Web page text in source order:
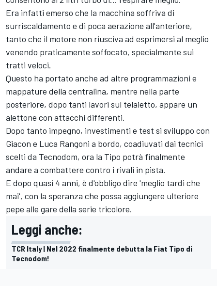
Era infatti emerso che la macchina soffriva di
surriscaldamento e di poca aerazione all'anteriore,
tanto che il motore non riusciva ad esprimersi al meglio
venendo praticamente soffocato, specialmente sui
tratti veloci.
Questo ha portato anche ad altre programmazioni e
mappature della centralina, mentre nella parte
posteriore, dopo tanti lavori sul telaietto, appare un
alettone con attacchi differenti.
Dopo tanto impegno, investimenti e test si sviluppo con
Giacon e Luca Rangoni a bordo, coadiuvati dai tecnici
scelti da Tecnodom, ora la Tipo potrà finalmente
andare a combattere contro i rivali in pista.
E dopo quasi 4 anni, è d'obbligo dire 'meglio tardi che
mai', con la speranza che possa aggiungere ulteriore
pepe alle gare della serie tricolore.
Leggi anche:
TCR Italy | Nel 2022 finalmente debutta la Fiat Tipo di
Tecnodom!